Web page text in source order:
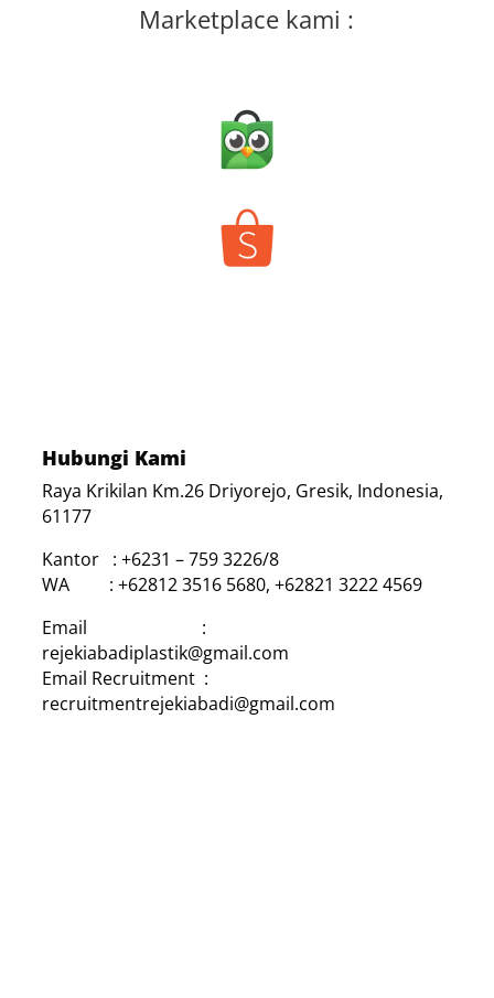
Marketplace kami :
Hubungi Kami
Raya Krikilan Km.26 Driyorejo, Gresik, Indonesia,
61177
Kantor : +6231 – 759 3226/8
WA : +62812 3516 5680, +62821 3222 4569
Email :
rejekiabadiplastik@gmail.com
Email Recruitment :
recruitmentrejekiabadi@gmail.com